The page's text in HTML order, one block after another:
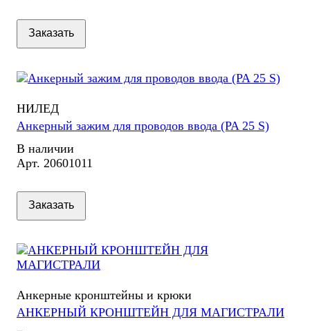
Заказать
НИЛЕД
Анкерный зажим для проводов ввода (PA 25 S)
В наличии
Арт. 20601011
Заказать
Анкерные кронштейны и крюки
АНКЕРНЫЙ КРОНШТЕЙН ДЛЯ МАГИСТРАЛИ